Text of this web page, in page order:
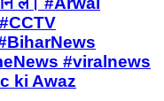
#viralnews
ki Awaz